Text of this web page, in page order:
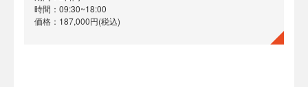
時間：09:30~18:00
価格：187,000円(税込)